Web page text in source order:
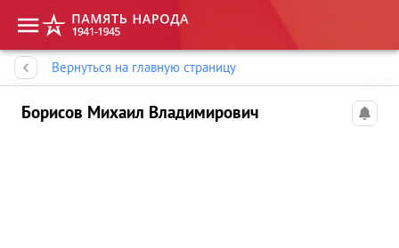
Вернуться на главную страницу
Борисов Михаил Владимирович
Память народа